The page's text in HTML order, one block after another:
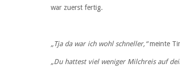
war zuerst fertig.
„Tja da war ich wohl schneller,“meinte
„Du hattest viel weniger Milchreis auf